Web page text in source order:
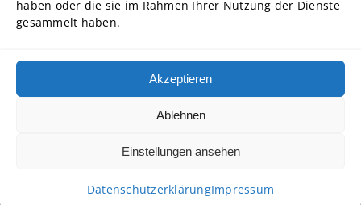
haben oder die sie im Rahmen Ihrer Nutzung der Dienste
gesammelt haben.
Akzeptieren
Ablehnen
Einstellungen ansehen
DatenschutzerklärungImpressum
ADG Business School an der Steinbeis-Hochschule GmbH
SBA | Management School der Steinbeis Hochschule
Steinbeis School of International Business and Entrepreneurship
(SIBE) GmbH
Steinbeis University – Schools of Next Practices GmbH